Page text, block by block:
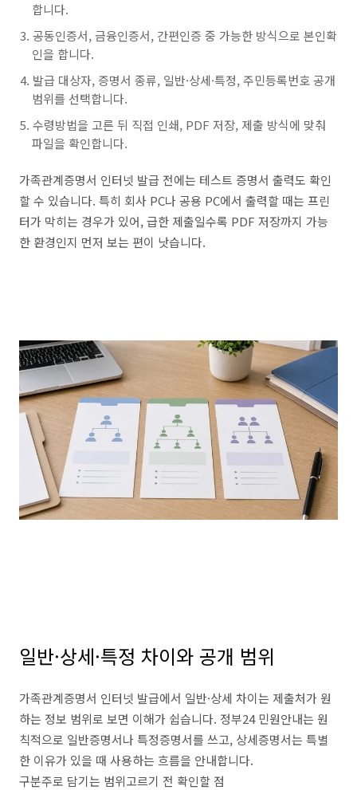
합니다.
공동인증서, 금융인증서, 간편인증 중 가능한 방식으로 본인확
인을 합니다.
발급 대상자, 증명서 종류, 일반·상세·특정, 주민등록번호 공개
범위를 선택합니다.
수령방법을 고른 뒤 직접 인쇄, PDF 저장, 제출 방식에 맞춰
파일을 확인합니다.
가족관계증명서 인터넷 발급 전에는 테스트 증명서 출력도 확인
할 수 있습니다. 특히 회사 PC나 공용 PC에서 출력할 때는 프린
터가 막히는 경우가 있어, 급한 제출일수록 PDF 저장까지 가능
한 환경인지 먼저 보는 편이 낫습니다.
일반·상세·특정 차이와 공개 범위
가족관계증명서 인터넷 발급에서 일반·상세 차이는 제출처가 원
하는 정보 범위로 보면 이해가 쉽습니다. 정부24 민원안내는 원
칙적으로 일반증명서나 특정증명서를 쓰고, 상세증명서는 특별
한 이유가 있을 때 사용하는 흐름을 안내합니다.
구분주로 담기는 범위고르기 전 확인할 점